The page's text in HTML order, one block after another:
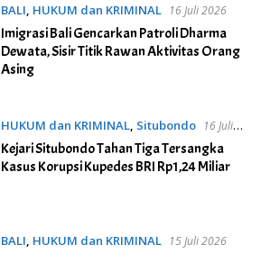
BALI HUKUM dan KRIMINAL 16 Juli 2026
Imigrasi Bali Gencarkan Patroli Dharma
Dewata, Sisir Titik Rawan Aktivitas Orang
Asing
HUKUM dan KRIMINAL, Situbondo
16 Juli
2026
Kejari Situbondo Tahan Tiga Tersangka
Kasus Korupsi Kupedes BRI Rp1,24 Miliar
BALI, HUKUM dan KRIMINAL 15 Juli 2026